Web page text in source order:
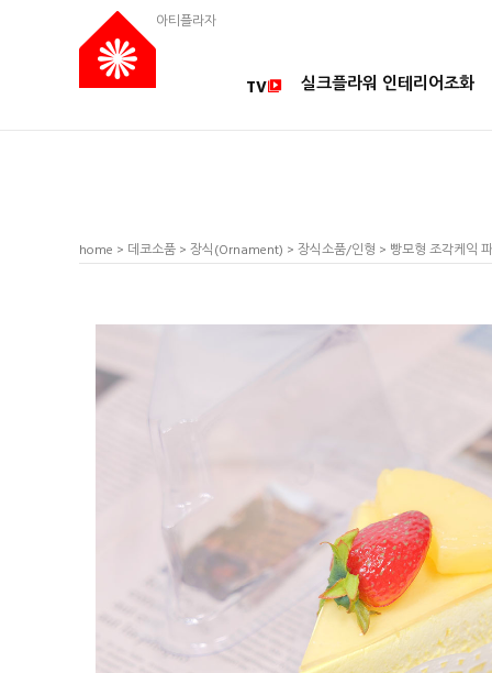
아티플라자
TV 실크플라워 인테리어조화
home > 데코소품 > 장식(Ornament) > 장식소품/인형 > 빵모형 조각케익